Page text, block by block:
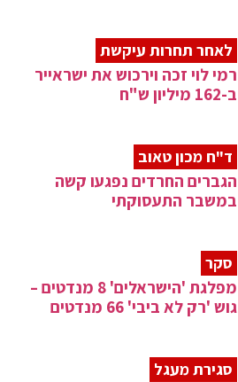
לאחר תחרות עיקשת
רמי לוי זכה וירכוש את ישראייר
ב-162 מיליון ש"ח
ד"ח מכון טאוב
הגברים החרדים נפגעו קשה
במשבר התעסוקתי
סקר
מפלגת 'הישראלים' 8 מנדטים –
גוש 'רק לא ביבי' 66 מנדטים
סגירת מעגל